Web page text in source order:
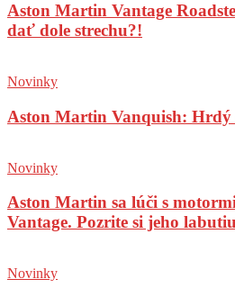
Aston Martin Vantage
dať dole strechu?!
Novinky
Aston Martin Vanquish: Hrdý
Novinky
Aston Martin sa lúči s
Vantage. Pozrite si jeho
Novinky